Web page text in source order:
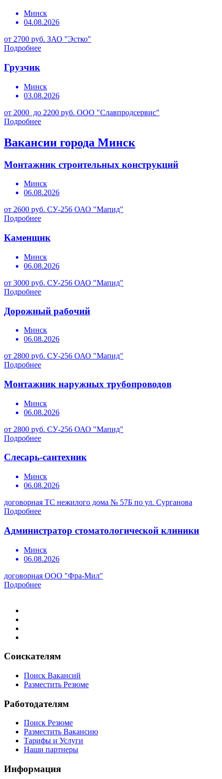
Минск
04.08.2026
от 2700 руб. ЗАО "Эстко"
Подробнее
Грузчик
Минск
03.08.2026
от 2000 до 2200 руб. ООО "Славпродсервис"
Подробнее
Вакансии города Минск
Монтажник строительных конструкций
Минск
06.08.2026
от 2600 руб. СУ-256 ОАО "Мапид"
Подробнее
Каменщик
Минск
06.08.2026
от 3000 руб. СУ-256 ОАО "Мапид"
Подробнее
Дорожный рабочий
Минск
06.08.2026
от 2800 руб. СУ-256 ОАО "Мапид"
Подробнее
Монтажник наружных трубопроводов
Минск
06.08.2026
от 2800 руб. СУ-256 ОАО "Мапид"
Подробнее
Слесарь-сантехник
Минск
06.08.2026
договорная ТС нежилого дома № 57Б по ул. Сурганова
Подробнее
Администратор стоматологической клиники
Минск
06.08.2026
договорная ООО "Фра-Мил"
Подробнее
Соискателям
Поиск Вакансий
Разместить Резюме
Работодателям
Поиск Резюме
Разместить Вакансию
Тарифы и Услуги
Наши партнеры
Информация